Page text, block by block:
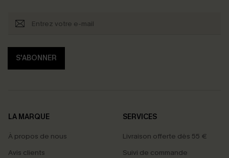
S'ABONNER
LA MARQUE
À propos de nous
Avis clients
SERVICES
Livraison offerte dès 55 €
Suivi de commande